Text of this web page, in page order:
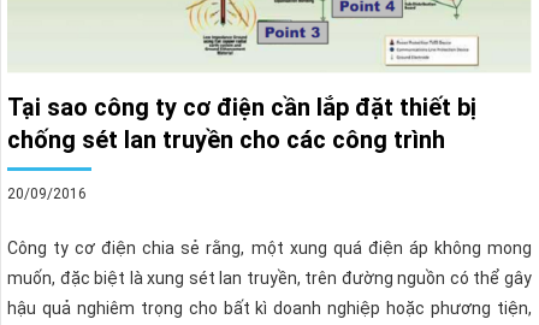
Tại sao công ty cơ điện cần lắp đặt thiết bị
chống sét lan truyền cho các công trình
20/09/2016
Công ty cơ điện chia sẻ rằng, một xung quá điện áp không mong
muốn, đặc biệt là xung sét lan truyền, trên đường nguồn có thể gây
hậu quả nghiêm trọng cho bất kì doanh nghiệp hoặc phương tiện,